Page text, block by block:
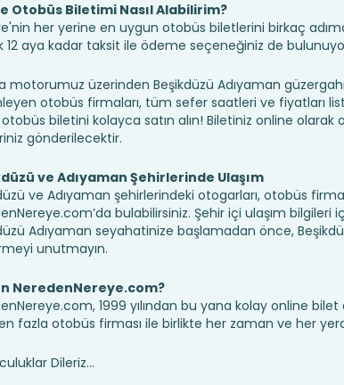
Otobüs Biletimi Nasıl Alabilirim?
her yerine en uygun otobüs biletlerini birkaç
12 aya kadar taksit ile ödeme seçeneğiniz de
motorumuz üzerinden Beşikdüzü Adıyaman
otobüs firmaları, tüm sefer saatleri ve fiyatları
otobüs biletini kolayca satın alın! Biletiniz online
gönderilecektir.
ve Adıyaman Şehirlerinde Ulaşım
ve Adıyaman şehirlerindeki otogarları, otobüs
bulabilirsiniz. Şehir içi ulaşım bilgileri
Adıyaman seyahatinize başlamadan önce,
unutmayın.
NeredenNereye.com?
1999 yılından bu yana kolay online
fazla otobüs firması ile birlikte her zaman ve her
Dileriz...